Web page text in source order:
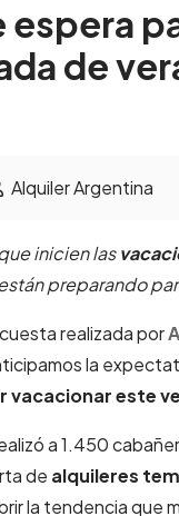
espera
de
Alquiler Argentina
inicien las
preparando
realizada por
la
vacacionar este
a 1.450
de alquileres
la tendencia que